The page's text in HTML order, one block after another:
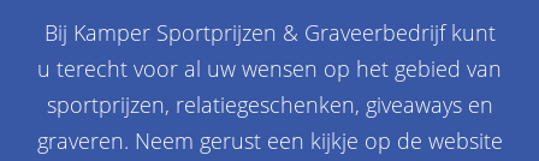
Bij Kamper Sportprijzen & Graveerbedrijf kunt
u terecht voor al uw wensen op het gebied van
sportprijzen, relatiegeschenken, giveaways en
graveren. Neem gerust een kijkje op de website